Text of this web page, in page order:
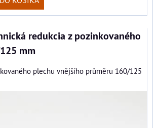
redukcia z pozinkovaného
mm
plechu vnějšího průměru 160/125